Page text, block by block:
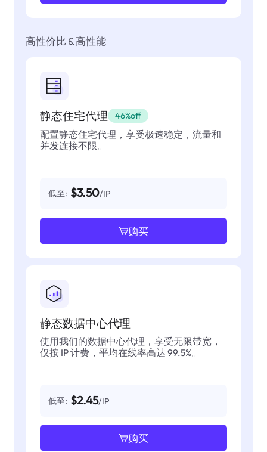
高性价比 & 高性能
静态住宅代理 46%off
配置静态住宅代理，享受极速稳定，流量和
并发连接不限。
低至: $3.50/IP
购买
静态数据中心代理
使用我们的数据中心代理，享受无限带宽，
仅按 IP 计费，平均在线率高达 99.5%。
低至: $2.45/IP
购买